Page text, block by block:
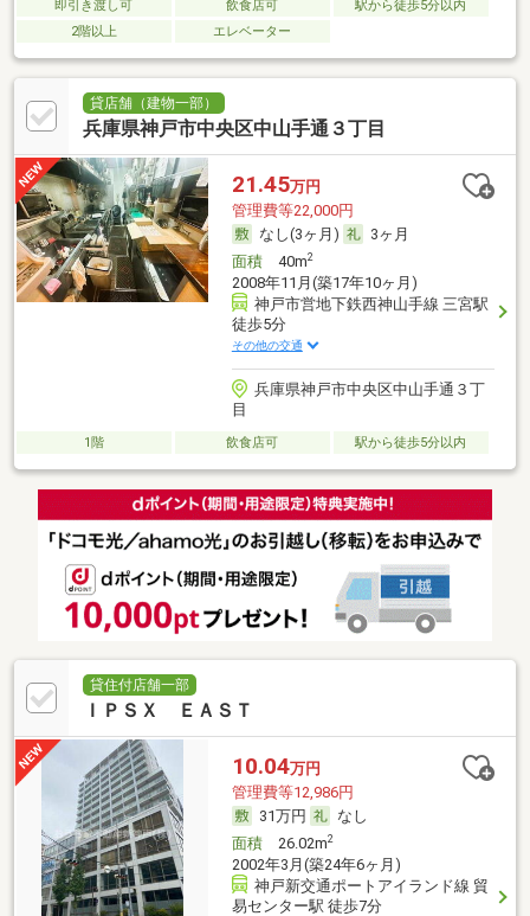
即引き渡し可 飲食店可
駅から徒歩5分以内
2階以上
エレベーター
貸店舗（建物一部）
兵庫県神戸市中央区中山手通３丁目
21.45万円
管理費等22,000円
なし(3ヶ月)
3ヶ月
面積40m2
2008年11月(築17年10ヶ月)
神戸市営地下鉄西神山手線 三宮駅
徒歩5分
その他の交通
兵庫県神戸市中央区中山手通３丁
目
1階 飲食店可 駅から徒歩5分以内
貸住付店舗一部
ＩＰＳＸ ＥＡＳＴ
10.04万円
管理費等12,986円
31万円
なし
面積26.02m2
2002年3月(築24年6ヶ月)
神戸新交通ポートアイランド線 貿
易センター駅 徒歩7分